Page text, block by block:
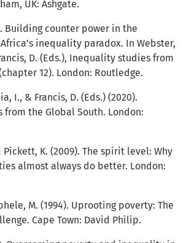
UK: Ashgate.
Building counter power in the
inequality paradox. In Webster,
D. (Eds.), Inequality studies from
12). London: Routledge.
I., & Francis, D. (Eds.) (2020).
the Global South. London:
Pickett, K. (2009). The spirit level: Why
almost always do better. London:
M. (1994). Uprooting poverty: The
Cape Town: David Philip.